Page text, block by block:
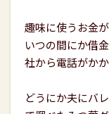
趣味に使うお金
いつの間にか借
社から電話がか
どうにか夫にバ